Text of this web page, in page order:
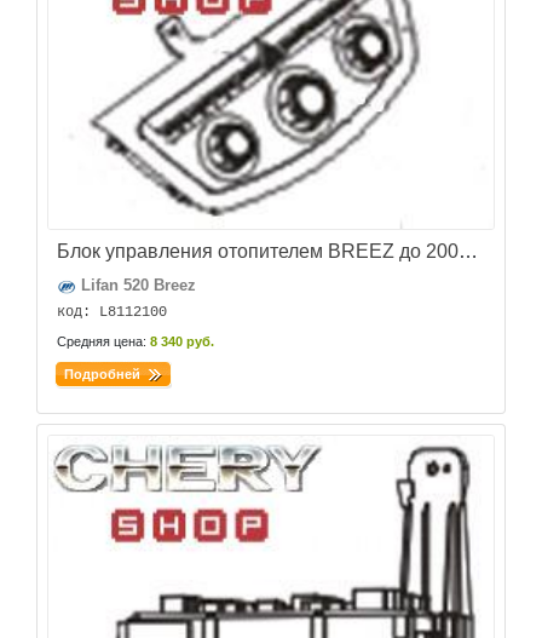
Блок управления отопителем BREEZ до 2008г L8112100
Lifan 520 Breez
код: L8112100
Средняя цена: 8 340 руб.
Подробней